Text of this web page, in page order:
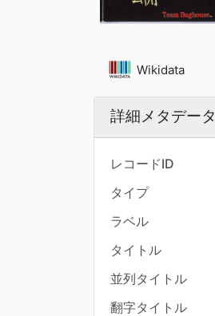
Wikidata
詳細メタデータ
レコードID
タイプ
ラベル
タイトル
並列タイトル
翻字タイトル